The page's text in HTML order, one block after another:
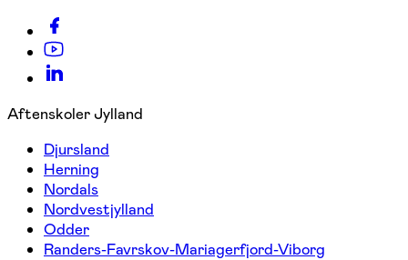
Aftenskoler Jylland
Djursland
Herning
Nordals
Nordvestjylland
Odder
Randers-Favrskov-Mariagerfjord-Viborg